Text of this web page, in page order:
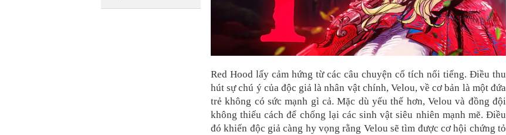
Red Hood lấy cảm hứng từ các câu chuyện cổ tích nổi tiếng. Điều thu
hút sự chú ý của độc giả là nhân vật chính, Velou, về cơ bản là một đứa
trẻ không có sức mạnh gì cả. Mặc dù yếu thế hơn, Velou và đồng đội
không thiếu cách để chống lại các sinh vật siêu nhiên mạnh mẽ. Điều
đó khiến độc giả càng hy vọng rằng Velou sẽ tìm được cơ hội chứng tỏ